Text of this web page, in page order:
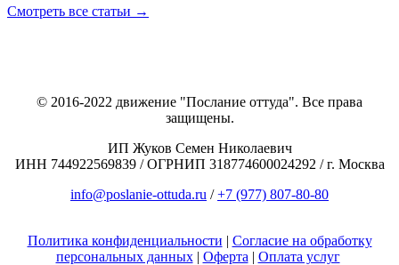
Смотреть все статьи →
© 2016-2022 движение "Послание оттуда". Все права
защищены.
ИП Жуков Семен Николаевич
ИНН 744922569839 / ОГРНИП 318774600024292 / г. Москва
info@poslanie-ottuda.ru /+7 (977) 807-80-80
Политика конфиденциальности | Согласие на обработку
персональных данных | Оферта | Оплата услуг